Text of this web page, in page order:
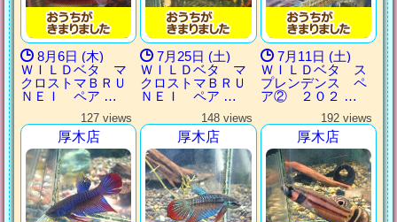
8月6日 (木)
ＷＩＬＤベタ マ
クロストマＢＲＵ
ＮＥＩ ペア …
7月25日 (土)
ＷＩＬＤベタ マ
クロストマＢＲＵ
ＮＥＩ ペア …
7月11日 (土)
ＷＩＬＤベタ ス
プレンデンス ペ
ア② ２０２ …
127 views
厚木店
148 views
厚木店
192 views
厚木店